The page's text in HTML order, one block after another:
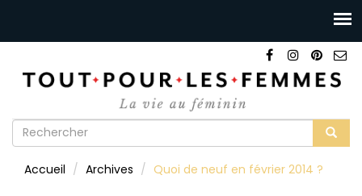
Formulaire
recherche
Accueil Archives Quoi de neuf en février 2014 ?